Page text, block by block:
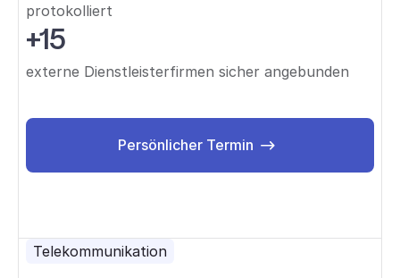
protokolliert
+15
externe Dienstleisterfirmen sicher angebunden
Persönlicher Termin
Telekommunikation